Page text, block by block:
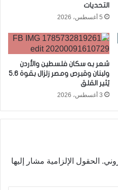
التحديات
5 أغسطس، 2026
شعر به سكان فلسطين والأردن
ولبنان وقبرص ومصر زلزال بقوة 5.6
يُثير القلق
3 أغسطس، 2026
الحقول الإلزامية مشار إليها